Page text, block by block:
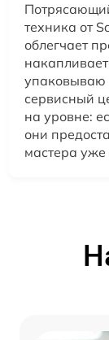
техника от
облегчает
упаковываю
сервисный
на уровне:
они
мастера уже